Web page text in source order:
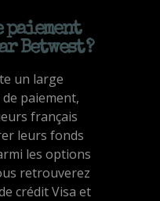
paiement
Betwest ?
un large
paiement,
français
leurs fonds
les options
retrouverez
crédit Visa et